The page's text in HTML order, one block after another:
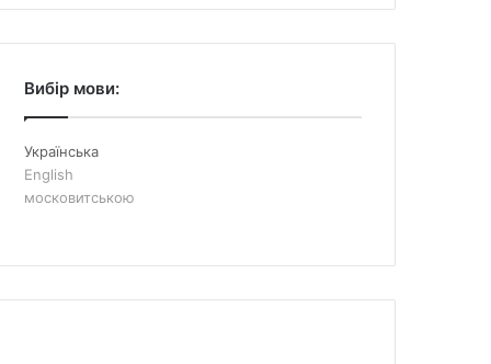
Вибір мови:
Українська
English
московитською